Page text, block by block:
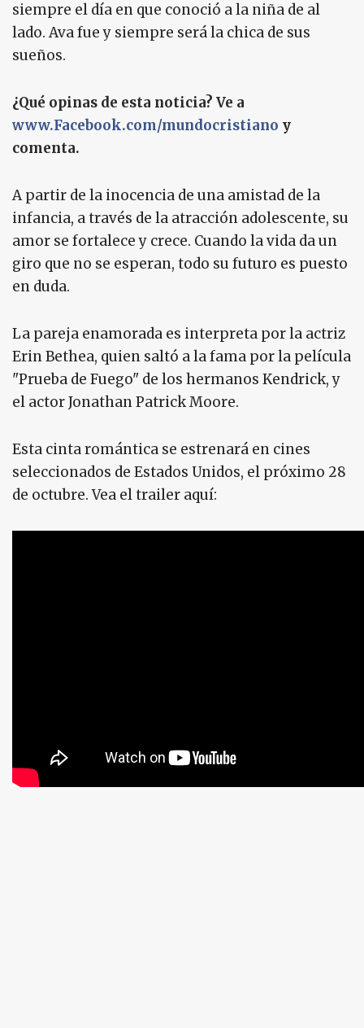
siempre el día en que conoció a la niña de al
lado. Ava fue y siempre será la chica de sus
sueños.
¿Qué opinas de esta noticia? Ve a
www.Facebook.com/mundocristiano y
comenta.
A partir de la inocencia de una amistad de la
infancia, a través de la atracción adolescente, su
amor se fortalece y crece. Cuando la vida da un
giro que no se esperan, todo su futuro es puesto
en duda.
La pareja enamorada es interpreta por la actriz
Erin Bethea, quien saltó a la fama por la película
"Prueba de Fuego" de los hermanos Kendrick, y
el actor Jonathan Patrick Moore.
Esta cinta romántica se estrenará en cines
seleccionados de Estados Unidos, el próximo 28
de octubre. Vea el trailer aquí: